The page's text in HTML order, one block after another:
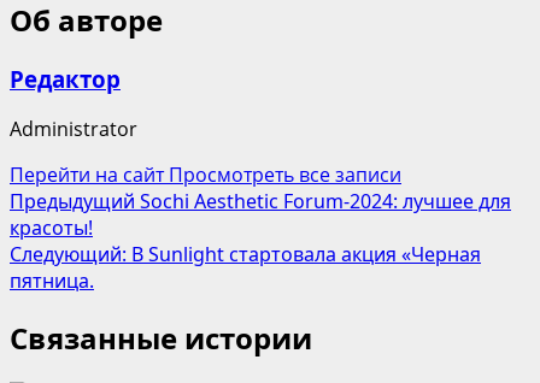
Об авторе
Редактор
Administrator
Перейти на сайтПросмотреть все записи
Навигация
записи
Предыдущий Sochi Aesthetic Forum-2024: лучшее для
красоты!
Следующий: В Sunlight стартовала акция «Черная
пятница.
Связанные истории